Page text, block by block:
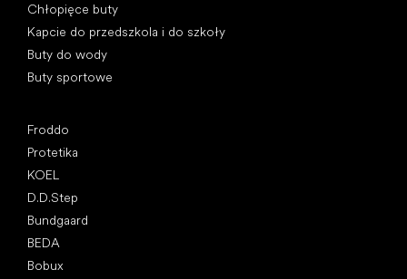
Chłopięce buty
Kapcie do przedszkola i do szkoły
Buty do wody
Buty sportowe
Froddo
Protetika
KOEL
D.D.Step
Bundgaard
BEDA
Bobux